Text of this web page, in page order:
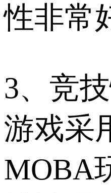
性非常
3、竞
游戏采
MOBA